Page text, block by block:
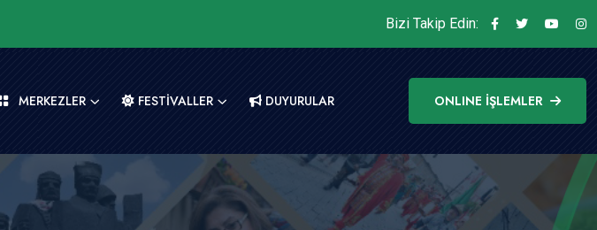
Bizi Takip Edin:
MERKEZLER FESTİVALLER DUYURULAR ONLINE İŞLEMLER